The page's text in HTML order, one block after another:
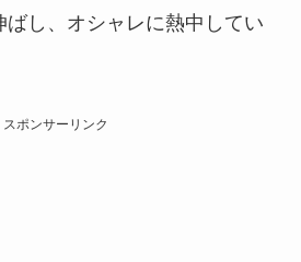
ばし、オシャレに熱中してい
スポンサーリンク